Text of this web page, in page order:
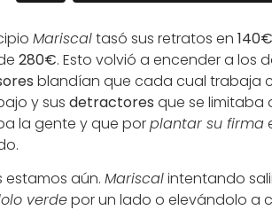
Mariscaltasó sus retratos en 140€
280€. Esto volvió a encender a los
blandían que cada cual trabaja
y sus detractores que se limitaba
la gente y que porplantar su firma
estamos aún. Mariscalintentando
verdepor un lado o elevándolo a